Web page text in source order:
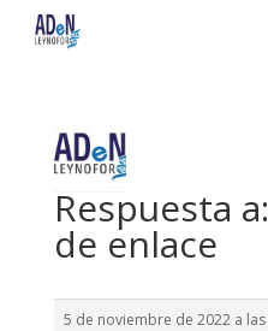
Respuesta
de enlace
5 de noviembre de 2022 a las